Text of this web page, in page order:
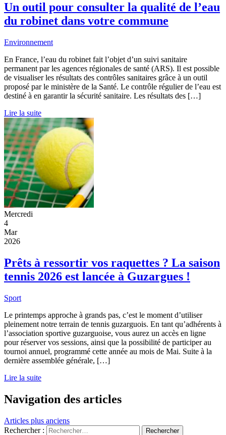
Un outil pour consulter la qualité de l’eau
du robinet dans votre commune
Environnement
En France, l’eau du robinet fait l’objet d’un suivi sanitaire
permanent par les agences régionales de santé (ARS). Il est possible
de visualiser les résultats des contrôles sanitaires grâce à un outil
proposé par le ministère de la Santé. Le contrôle régulier de l’eau est
destiné à en garantir la sécurité sanitaire. Les résultats des […]
Lire la suite
Mercredi
4
Mar
2026
Prêts à ressortir vos raquettes ? La saison
tennis 2026 est lancée à Guzargues !
Sport
Le printemps approche à grands pas, c’est le moment d’utiliser
pleinement notre terrain de tennis guzarguois. En tant qu’adhérents à
l’association sportive guzarguoise, vous aurez un accès en ligne
pour réserver vos sessions, ainsi que la possibilité de participer au
tournoi annuel, programmé cette année au mois de Mai. Suite à la
dernière assemblée générale, […]
Lire la suite
Navigation des articles
Articles plus anciens
Rechercher :